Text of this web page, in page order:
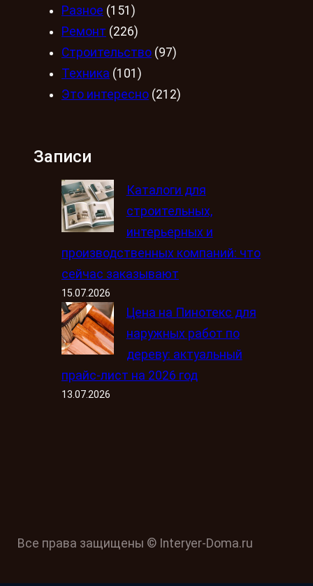
Разное (151)
Ремонт (226)
Строительство (97)
Техника (101)
Это интересно (212)
Записи
Каталоги для
строительных,
интерьерных и
производственных компаний: что
сейчас заказывают
15.07.2026
Цена на Пинотекс для
наружных работ по
дереву: актуальный
прайс-лист на 2026 год
13.07.2026
Все права защищены © Interyer-Doma.ru